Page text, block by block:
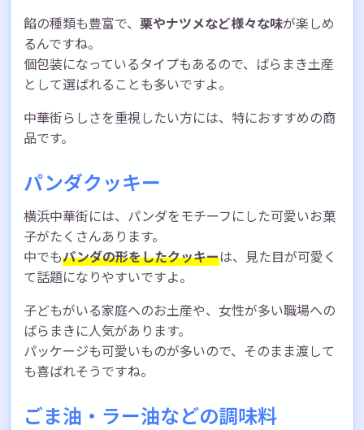
餡の種類も豊富で、 栗やナツメなど様々な味が楽しめ
るんですね。
個包装になっているタイプもあるので、ばらまき土産
として選ばれることも多いですよ。
中華街らしさを重視したい方には、特におすすめの商
品です。
パンダクッキー
横浜中華街には、パンダをモチーフにした可愛いお菓
子がたくさんあります。
中でもパンダの形をしたクッキーは、見た目が可愛く
て話題になりやすいですよ。
子どもがいる家庭へのお土産や、女性が多い職場への
ばらまきに人気があります。
パッケージも可愛いものが多いので、そのまま渡して
も喜ばれそうですね。
ごま油・ラー油などの調味料